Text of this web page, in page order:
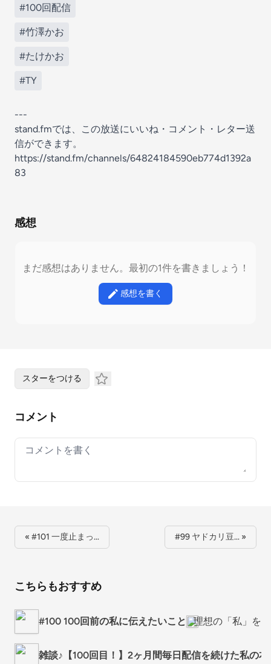
#100回配信
#竹澤かお
#たけかお
#TY
---
stand.fmでは、この放送にいいね・コメント・レター送
信ができます。
https://stand.fm/channels/64824184590eb774d1392a
83
感想
まだ感想はありません。最初の1件を書きましょう！
感想を書く
スターをつける
コメント
Your comment
« #101 一度止まっ… #99 ヤドカリ豆… »
こちらもおすすめ
#100 100回前の私に伝えたいこと 理想の「私」を
雑談♪【100回目！】2ヶ月間毎日配信を続けた私の